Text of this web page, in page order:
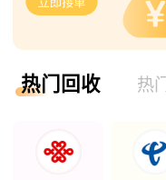
热门回收 热